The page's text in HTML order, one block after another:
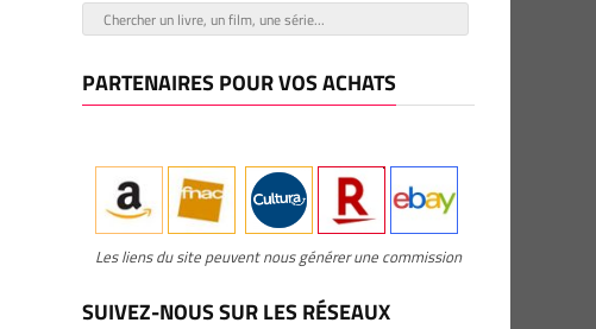
PARTENAIRES POUR VOS ACHATS
Les liens du site peuvent nous générer une commission
SUIVEZ-NOUS SUR LES RÉSEAUX